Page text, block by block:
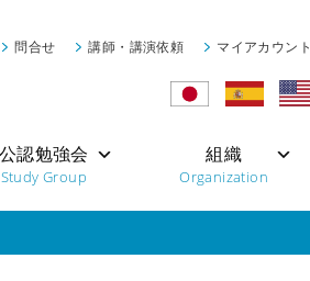
マイアカウント
講師・講演依頼
問合せ
公認勉強会
Study Group
組織
Organization